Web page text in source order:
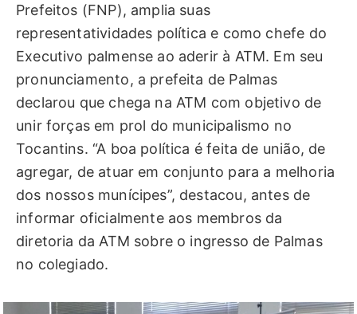
Prefeitos (FNP), amplia suas
representatividades política e como chefe do
Executivo palmense ao aderir à ATM. Em seu
pronunciamento, a prefeita de Palmas
declarou que chega na ATM com objetivo de
unir forças em prol do municipalismo no
Tocantins. “A boa política é feita de união, de
agregar, de atuar em conjunto para a melhoria
dos nossos munícipes”, destacou, antes de
informar oficialmente aos membros da
diretoria da ATM sobre o ingresso de Palmas
no colegiado.